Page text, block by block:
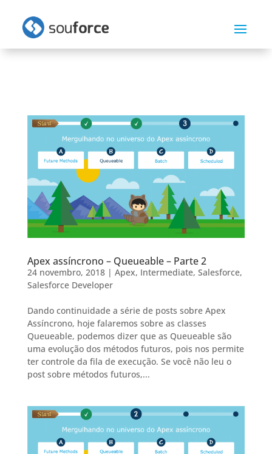
Apex assíncrono – Queueable – Parte 2
24 novembro, 2018| Apex, Intermediate, Salesforce,
Salesforce Developer
Dando continuidade a série de posts sobre Apex
Assíncrono, hoje falaremos sobre as classes
Queueable, podemos dizer que as Queueable são
uma evolução dos métodos futuros, pois nos permite
ter controle da fila de execução. Se você não leu o
post sobre métodos futuros,...